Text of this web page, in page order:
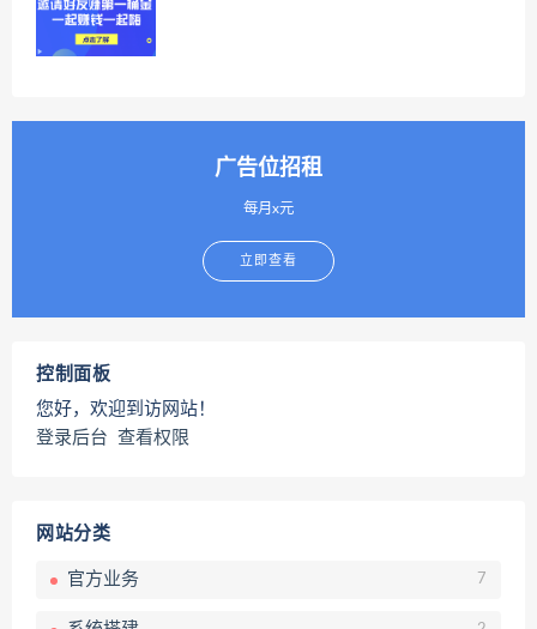
广告位招租
每月x元
立即查看
控制面板
您好，欢迎到访网站！
登录后台
查看权限
网站分类
官方业务 7